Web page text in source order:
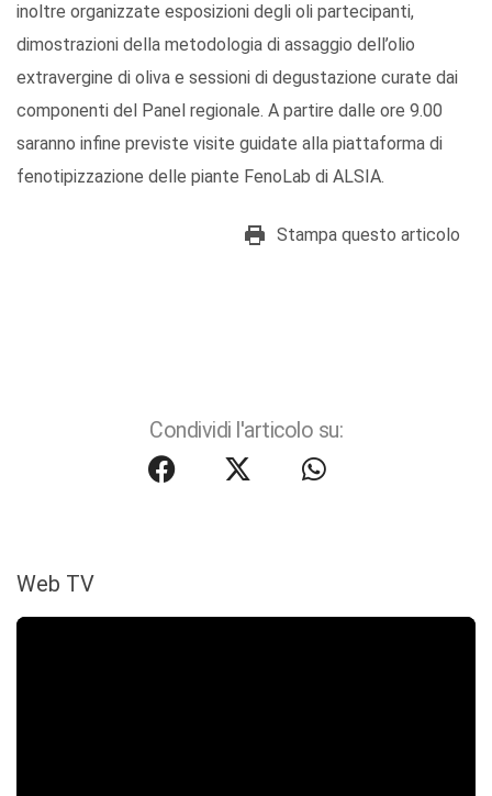
inoltre organizzate esposizioni degli oli partecipanti,
dimostrazioni della metodologia di assaggio dell’olio
extravergine di oliva e sessioni di degustazione curate dai
componenti del Panel regionale. A partire dalle ore 9.00
saranno infine previste visite guidate alla piattaforma di
fenotipizzazione delle piante FenoLab di ALSIA.
Stampa questo articolo
Condividi l'articolo su:
Web TV